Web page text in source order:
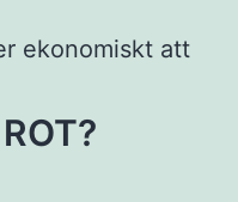
ekonomiskt att